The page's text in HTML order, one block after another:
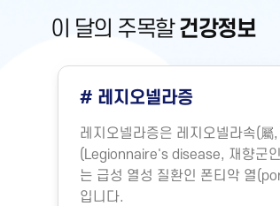
이 달의 주목할건강정보
# 레지오넬라증
레지오넬라증은 레지오넬라속(
(Legionnaire's disease, 재향군
는 급성 열성 질환인 폰티악 열
입니다.